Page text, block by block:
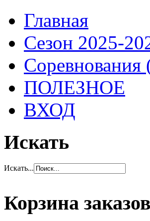
Главная
Сезон 2025-
Соревнования
ПОЛЕЗНОЕ
ВХОД
Искать
Искать...
Корзина заказов